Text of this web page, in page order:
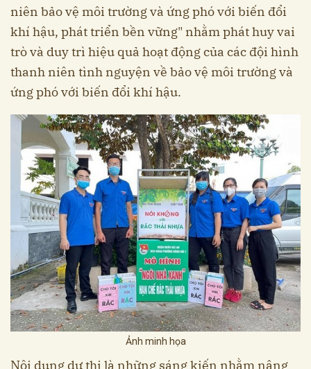
niên bảo vệ môi trường và ứng phó với biến đổi
khí hậu, phát triển bền vững" nhằm phát huy vai
trò và duy trì hiệu quả hoạt động của các đội hình
thanh niên tình nguyện về bảo vệ môi trường và
ứng phó với biến đổi khí hậu.
Ảnh minh họa
Nội dung dự thi là những sáng kiến nhằm nâng